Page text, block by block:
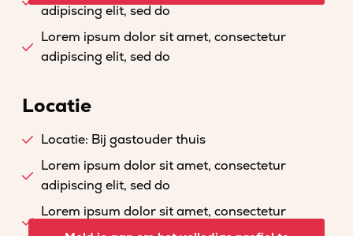
adipiscing elit, sed do
Lorem ipsum dolor sit amet, consectetur
adipiscing elit, sed do
Locatie
Locatie: Bij gastouder thuis
Lorem ipsum dolor sit amet, consectetur
adipiscing elit, sed do
Lorem ipsum dolor sit amet, consectetur
adipiscing elit, sed do